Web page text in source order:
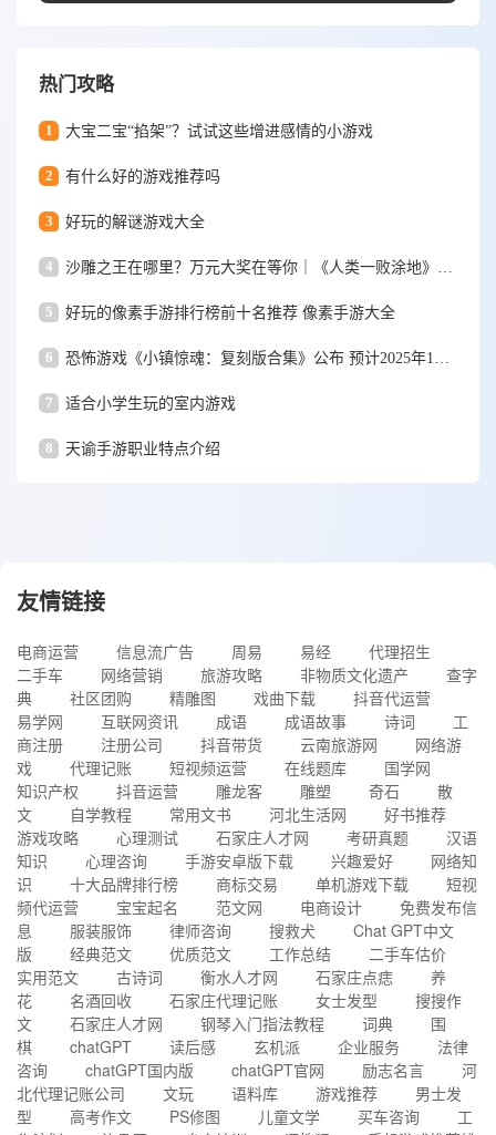
热门攻略
1 大宝二宝“掐架”？试试这些增进感情的小游戏
2 有什么好的游戏推荐吗
3 好玩的解谜游戏大全
4 沙雕之王在哪里？万元大奖在等你｜《人类一败涂地》手游视频大赛
5 好玩的像素手游排行榜前十名推荐 像素手游大全
6 恐怖游戏《小镇惊魂：复刻版合集》公布 预计2025年1月15日发售
7 适合小学生玩的室内游戏
8 天谕手游职业特点介绍
友情链接
电商运营 信息流广告 周易 易经
代理招生
二手车
网络营销 旅游攻略 非物质文化遗产
查字
典
社区团购 精雕图 戏曲下载
抖音代运营
易学网
互联网资讯 成语 成语故事 诗词
工
商注册
注册公司 抖音带货 云南旅游网
网络游
戏
代理记账 短视频运营 在线题库
国学网
知识产权
抖音运营 雕龙客 雕塑 奇石
散
文
自学教程 常用文书 河北生活网
好书推荐
游戏攻略
心理测试 石家庄人才网 考研真题
汉语
知识
心理咨询 手游安卓版下载 兴趣爱好
网络知
识
十大品牌排行榜 商标交易 单机游戏下载
短视
频代运营
宝宝起名 范文网 电商设计
免费发布信
息
服装服饰 律师咨询 搜救犬
Chat GPT中文
版
经典范文 优质范文 工作总结
二手车估价
实用范文
古诗词 衡水人才网 石家庄点痣
养
花
名酒回收 石家庄代理记账 女士发型
搜搜作
文
石家庄人才网 钢琴入门指法教程 词典
围
棋
chatGPT 读后感 玄机派 企业服务
法律
咨询
chatGPT国内版 chatGPT官网 励志名言
河
北代理记账公司
文玩 语料库 游戏推荐
男士发
型
高考作文 PS修图 儿童文学 买车咨询
工